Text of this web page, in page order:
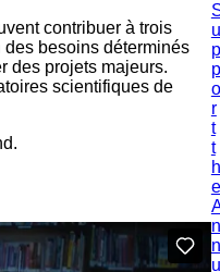
contribuer à trois
besoins déterminés
des projets majeurs.
scientifiques de
u
p
p
o
r
t
t
h
e
n
n
u